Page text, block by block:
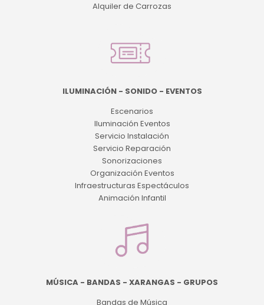
Alquiler de Carrozas
ILUMINACIÓN - SONIDO - EVENTOS
Escenarios
Iluminación Eventos
Servicio Instalación
Servicio Reparación
Sonorizaciones
Organización Eventos
Infraestructuras Espectáculos
Animación Infantil
MÚSICA - BANDAS - XARANGAS - GRUPOS
Bandas de Música